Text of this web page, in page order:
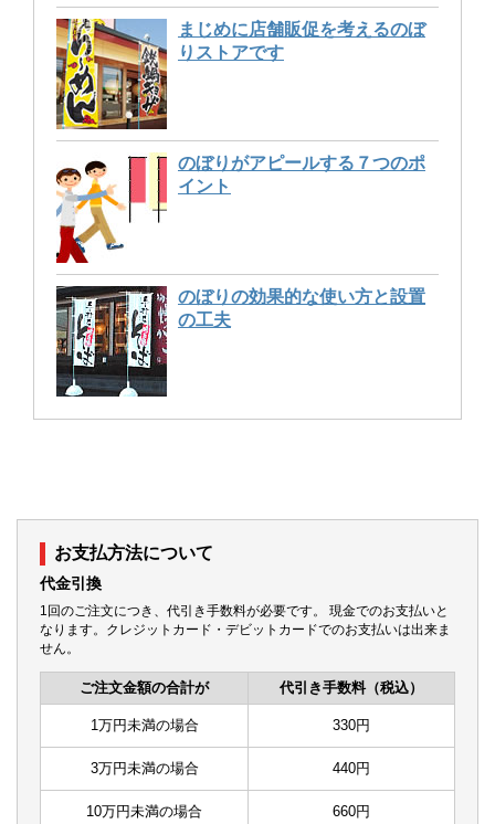
まじめに店舗販促を考えるのぼ
りストアです
のぼりがアピールする７つのポ
イント
のぼりの効果的な使い方と設置
の工夫
お支払方法について
代金引換
1回のご注文につき、代引き手数料が必要です。 現金でのお支払いと
なります。クレジットカード・デビットカードでのお支払いは出来ま
せん。
ご注文金額の合計が 代引き手数料（税込）
1万円未満の場合 330円
3万円未満の場合 440円
10万円未満の場合 660円